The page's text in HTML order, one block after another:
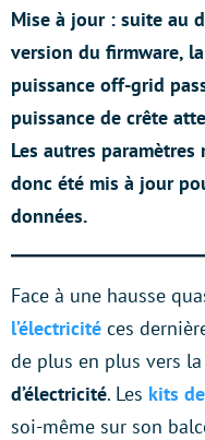
Mise à jour : suite au
version du firmware,
puissance off-grid
puissance de crête
Les autres
donc été mis à jour
données.
Face à une hausse
l’électricité ces
de plus en plus vers la
d’électricité. Les kits
soi-même sur son